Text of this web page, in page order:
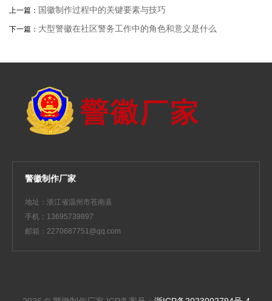
上一篇： 国徽制作过程中的关键要素与技巧
下一篇： 大型警徽在社区警务工作中的角色和意义是什么
警徽制作厂家
地址：浙江省温州市苍南县
手机：13695739897
邮箱：2270687751@qq.com